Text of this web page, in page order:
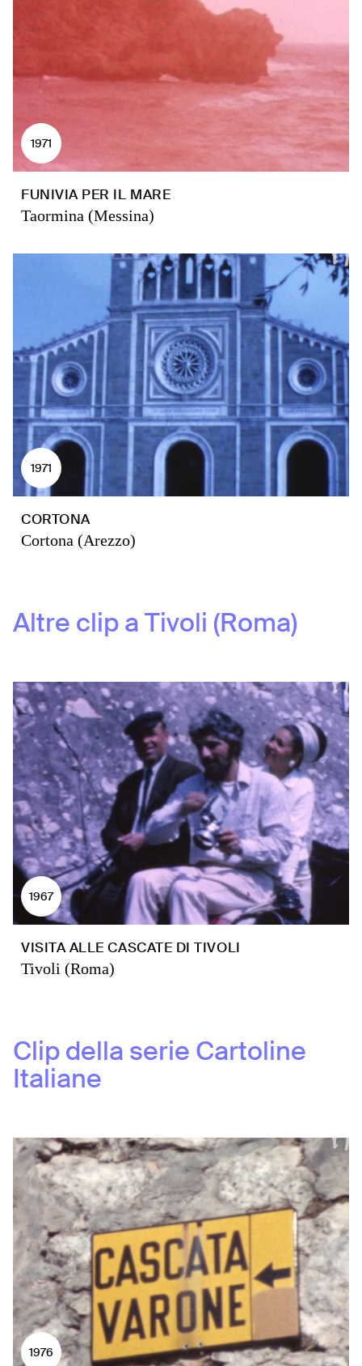
1971
FUNIVIA PER IL MARE
Taormina (Messina)
1971
CORTONA
Cortona (Arezzo)
Altre clip aTivoli (Roma)
1967
VISITA ALLE CASCATE DI TIVOLI
Tivoli (Roma)
Clip della serie Cartoline
Italiane
1976